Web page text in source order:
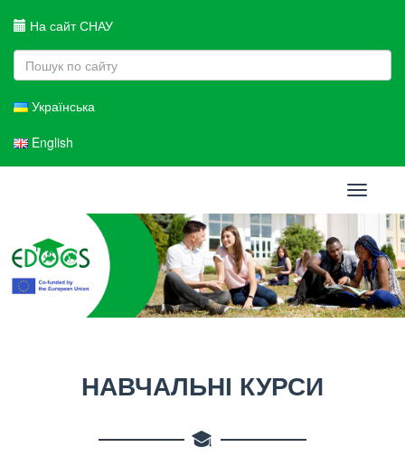
На сайт СНАУ
Українська
English
Toggle
НАВЧАЛЬНІ КУРСИ